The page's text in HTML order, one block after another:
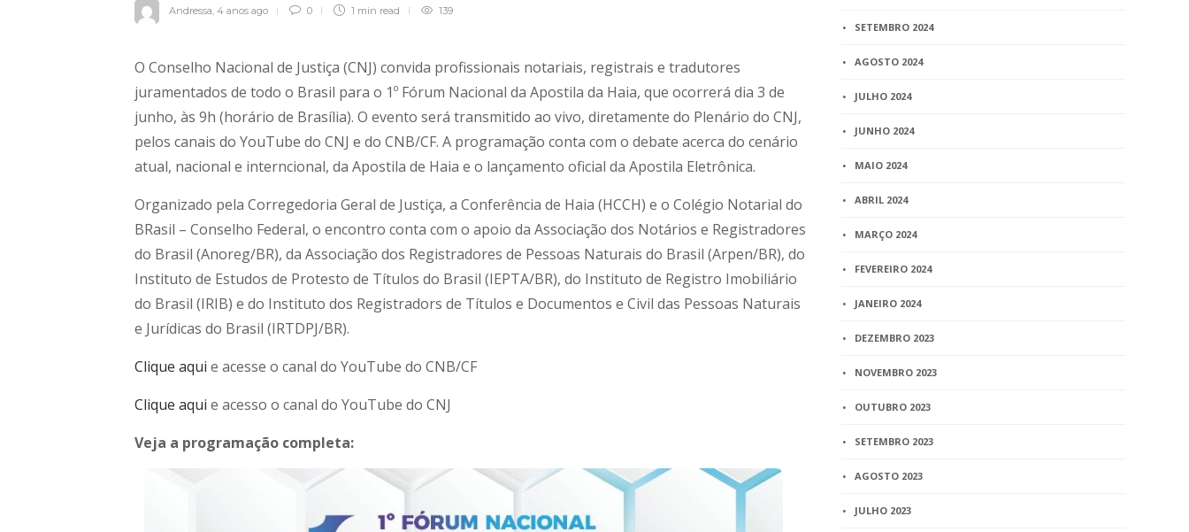
Andressa, 4 anos ago 0 1 min read 139
O Conselho Nacional de Justiça (CNJ) convida profissionais notariais, registrais e tradutores
juramentados de todo o Brasil para o 1º Fórum Nacional da Apostila da Haia, que ocorrerá dia 3 de
junho, às 9h (horário de Brasília). O evento será transmitido ao vivo, diretamente do Plenário do CNJ,
pelos canais do YouTube do CNJ e do CNB/CF. A programação conta com o debate acerca do cenário
atual, nacional e interncional, da Apostila de Haia e o lançamento oficial da Apostila Eletrônica.
Organizado pela Corregedoria Geral de Justiça, a Conferência de Haia (HCCH) e o Colégio Notarial do
BRasil – Conselho Federal, o encontro conta com o apoio da Associação dos Notários e Registradores
do Brasil (Anoreg/BR), da Associação dos Registradores de Pessoas Naturais do Brasil (Arpen/BR), do
Instituto de Estudos de Protesto de Títulos do Brasil (IEPTA/BR), do Instituto de Registro Imobiliário
do Brasil (IRIB) e do Instituto dos Registradors de Títulos e Documentos e Civil das Pessoas Naturais
e Jurídicas do Brasil (IRTDPJ/BR).
Clique aqui e acesse o canal do YouTube do CNB/CF
Clique aqui e acesso o canal do YouTube do CNJ
Veja a programação completa:
SETEMBRO 2024
AGOSTO 2024
JULHO 2024
JUNHO 2024
MAIO 2024
ABRIL 2024
MARÇO 2024
FEVEREIRO 2024
JANEIRO 2024
DEZEMBRO 2023
NOVEMBRO 2023
OUTUBRO 2023
SETEMBRO 2023
AGOSTO 2023
JULHO 2023